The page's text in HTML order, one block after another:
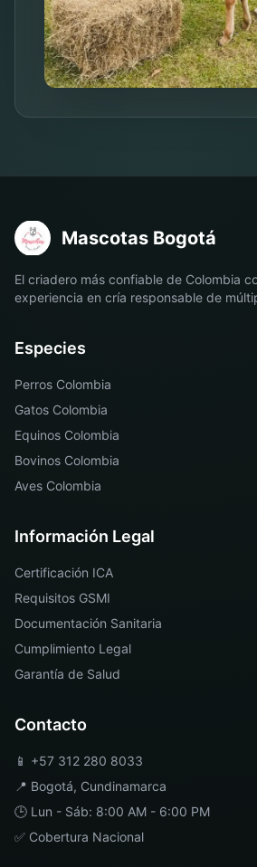
Mascotas Bogotá
El criadero más confiable de Colombia
experiencia en cría responsable de
Especies
Perros Colombia
Gatos Colombia
Equinos Colombia
Bovinos Colombia
Aves Colombia
Información Legal
Certificación ICA
Requisitos GSMI
Documentación Sanitaria
Cumplimiento Legal
Garantía de Salud
Contacto
📱 +57 312 280 8033
📍 Bogotá, Cundinamarca
🕒 Lun - Sáb: 8:00 AM - 6:00 PM
✅ Cobertura Nacional